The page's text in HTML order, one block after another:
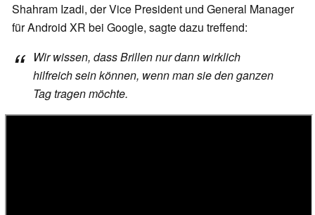
Shahram Izadi, der Vice President und General Manager
für Android XR bei Google, sagte dazu treffend:
Wir wissen, dass Brillen nur dann wirklich
hilfreich sein können, wenn man sie den ganzen
Tag tragen möchte.